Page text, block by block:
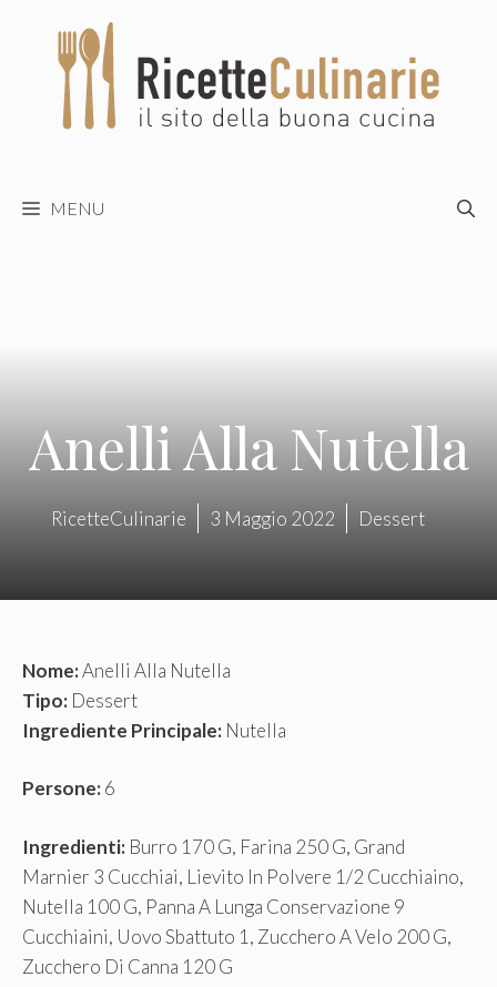
contenuto
MENU
Anelli Alla Nutella
RicetteCulinarie 3 Maggio 2022 Dessert
Nome:Anelli Alla Nutella
Tipo: Dessert
Ingrediente Principale: Nutella
Persone:6
Ingredienti: Burro 170 G, Farina 250 G, Grand
Marnier 3 Cucchiai, Lievito In Polvere 1/2 Cucchiaino,
Nutella 100 G, Panna A Lunga Conservazione 9
Cucchiaini, Uovo Sbattuto 1, Zucchero A Velo 200 G,
Zucchero Di Canna 120 G